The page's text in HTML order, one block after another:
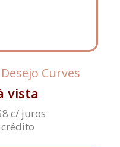
Curves
vista
c/ juros